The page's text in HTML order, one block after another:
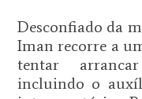
Desconfiado da
Iman recorre a
tentar
incluindo o